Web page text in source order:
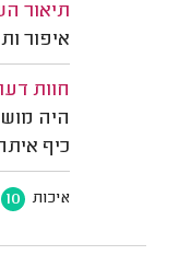
תיאור
איפור
חוות
היה
כיף
איכות 10